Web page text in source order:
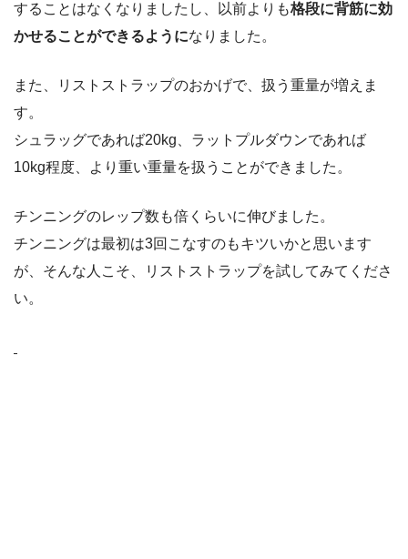
することはなくなりましたし、以前よりも格段に背筋に効
かせることができるようになりました。
また、リストストラップのおかげで、扱う重量が増えま
す。
シュラッグであれば20kg、ラットプルダウンであれば
10kg程度、より重い重量を扱うことができました。
チンニングのレップ数も倍くらいに伸びました。
チンニングは最初は3回こなすのもキツいかと思います
が、そんな人こそ、リストストラップを試してみてくださ
い。